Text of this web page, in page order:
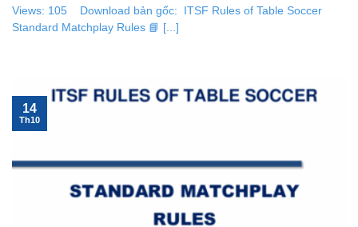
Views: 105 Download bản gốc: ITSF Rules of Table Soccer
Standard Matchplay Rules 📘 [...]
14
Th10